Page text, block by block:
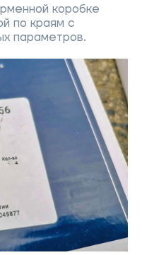
коробке
по краям с
параметров.